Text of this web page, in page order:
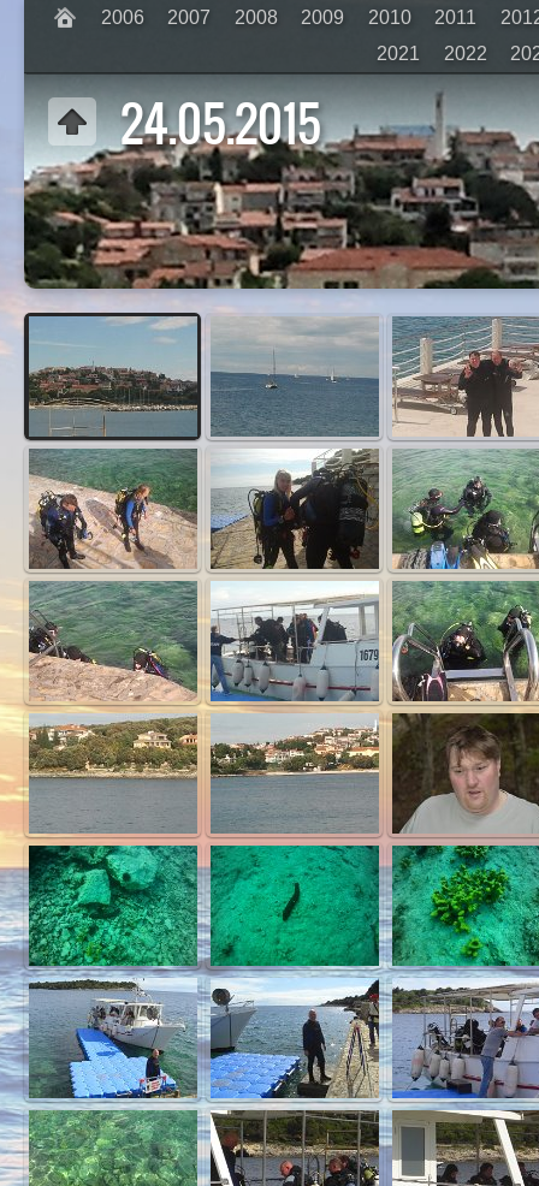
2006 2007 2008 2009 2010 2011
2021
2022
24.05.2015